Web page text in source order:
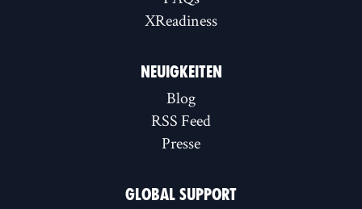
XReadiness
NEUIGKEITEN
Blog
RSS Feed
Presse
GLOBAL SUPPORT